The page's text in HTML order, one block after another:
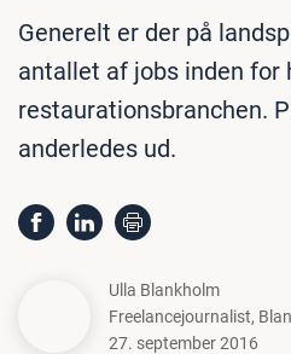
Generelt er der på
antallet af jobs inden for
restaurationsbranchen.
anderledes ud.
Ulla Blankholm
Freelancejournalist,
27. september 2016